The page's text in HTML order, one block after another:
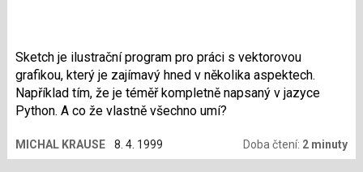
Sketch je ilustrační program pro práci s vektorovou
grafikou, který je zajímavý hned v několika aspektech.
Například tím, že je téměř kompletně napsaný v jazyce
Python. A co že vlastně všechno umí?
MICHAL KRAUSE 8. 4. 1999 Doba čtení: 2 minuty